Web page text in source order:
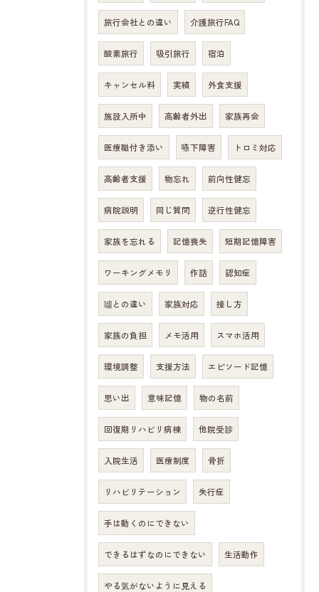
旅行会社との違い 介護旅行FAQ
酸素旅行 吸引旅行 宿泊
キャンセル料 実績 外食支援
施設入所中 高齢者外出 家族再会
医療職付き添い 嚥下障害 トロミ対応
高齢者支援 物忘れ 前向性健忘
病院説明 同じ質問 逆行性健忘
家族を忘れる 記憶喪失 短期記憶障害
ワーキングメモリ 作話 認知症
噓との違い 家族対応 接し方
家族の負担 メモ活用 スマホ活用
環境調整 支援方法 エピソード記憶
思い出 意味記憶 物の名前
回復期リハビリ病棟 他院受診
入院生活 医療制度 骨折
リハビリテーション 失行症
手は動くのにできない
できるはずなのにできない 生活動作
やる気がないように見える